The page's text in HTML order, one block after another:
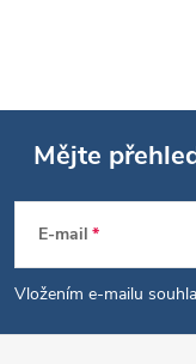
Z
á
p
Mějte
E-mail
Vložením e-mailu